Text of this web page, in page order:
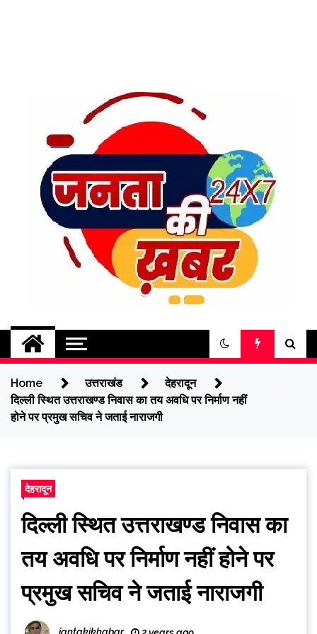
jantakikhabar
Home उत्तराखंड
देहरादून
दिल्ली स्थित उत्तराखण्ड निवास का तय अवधि पर निर्माण नहीं
होने पर प्रमुख सचिव ने जताई नाराजगी
देहरादून
दिल्ली स्थित उत्तराखण्ड निवास का
तय अवधि पर निर्माण नहीं होने पर
प्रमुख सचिव ने जताई नाराजगी